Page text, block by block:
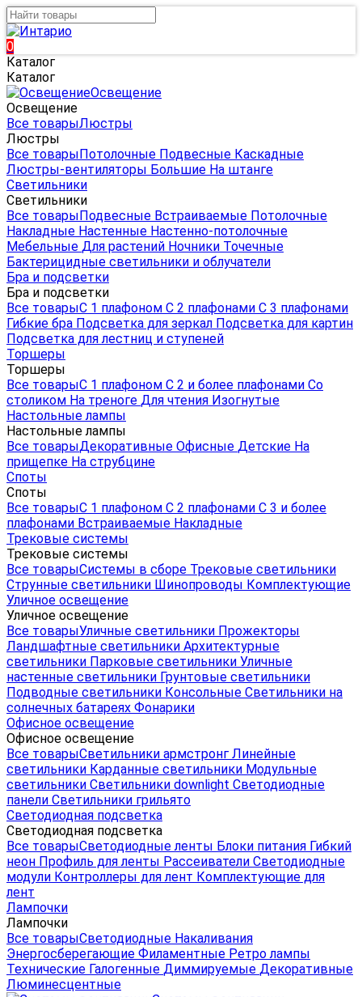
0
Каталог
Каталог
Освещение
Освещение
Все товарыЛюстры
Люстры
Все товарыПотолочные Подвесные Каскадные
Люстры-вентиляторы Большие На штанге
Светильники
Светильники
Все товарыПодвесные Встраиваемые Потолочные
Накладные Настенные Настенно-потолочные
Мебельные Для растений Ночники Точечные
Бактерицидные светильники и облучатели
Бра и подсветки
Бра и подсветки
Все товарыС 1 плафоном С 2 плафонами С 3 плафонами
Гибкие бра Подсветка для зеркал Подсветка для картин
Подсветка для лестниц и ступеней
Торшеры
Торшеры
Все товарыС 1 плафоном С 2 и более плафонами Со
столиком На треноге Для чтения Изогнутые
Настольные лампы
Настольные лампы
Все товарыДекоративные Офисные Детские На
прищепке На струбцине
Споты
Споты
Все товарыС 1 плафоном С 2 плафонами С 3 и более
плафонами Встраиваемые Накладные
Трековые системы
Трековые системы
Все товарыСистемы в сборе Трековые светильники
Струнные светильники Шинопроводы Комплектующие
Уличное освещение
Уличное освещение
Все товарыУличные светильники Прожекторы
Ландшафтные светильники Архитектурные
светильники Парковые светильники Уличные
настенные светильники Грунтовые светильники
Подводные светильники Консольные Светильники на
солнечных батареях Фонарики
Офисное освещение
Офисное освещение
Все товарыСветильники армстронг Линейные
светильники Карданные светильники Модульные
светильники Светильники downlight Светодиодные
панели Светильники грильято
Светодиодная подсветка
Светодиодная подсветка
Все товарыСветодиодные ленты Блоки питания Гибкий
неон Профиль для ленты Рассеиватели Светодиодные
модули Контроллеры для лент Комплектующие для
лент
Лампочки
Лампочки
Все товарыСветодиодные Накаливания
Энергосберегающие Филаментные Ретро лампы
Технические Галогенные Диммируемые Декоративные
Люминесцентные